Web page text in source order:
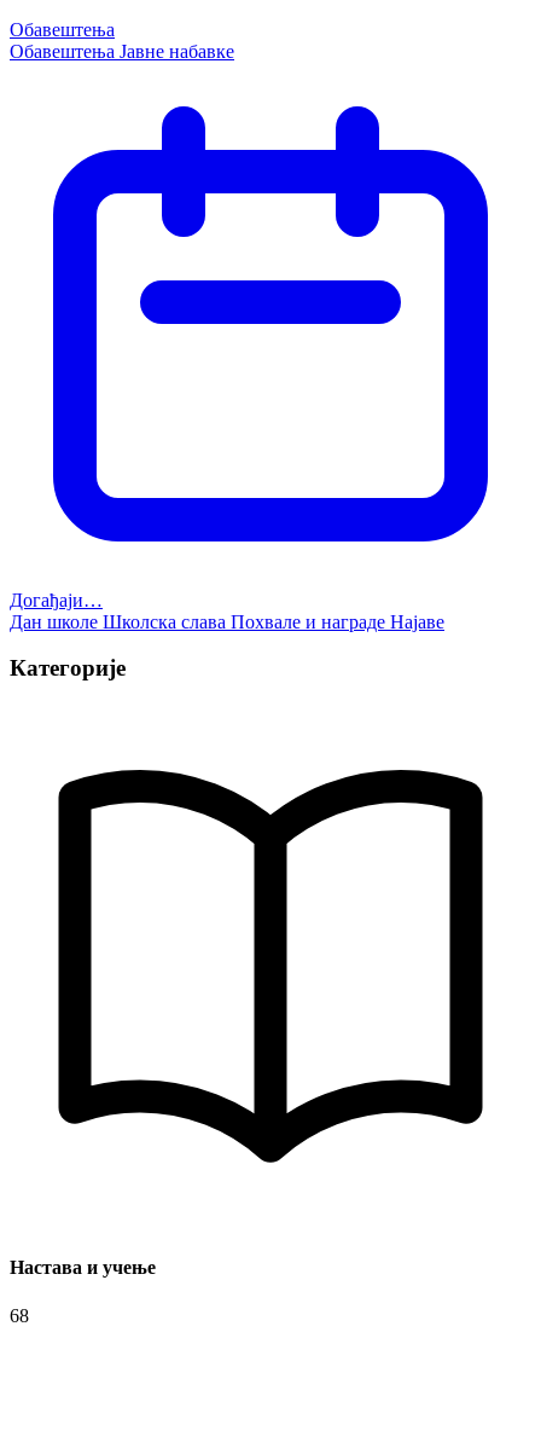
Обавештења
Обавештења Јавне набавке
Догађаји…
Дан школе Школска слава Похвале и награде Најаве
Категорије
Настава и учење
68